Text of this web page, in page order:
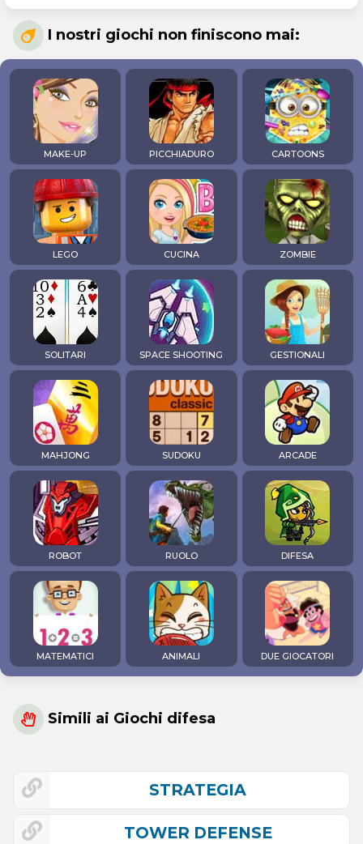
I nostri giochi non finiscono mai:
MAKE-UP PICCHIADURO CARTOONS
LEGO CUCINA ZOMBIE
SOLITARI SPACE SHOOTING GESTIONALI
MAHJONG SUDOKU ARCADE
ROBOT RUOLO DIFESA
MATEMATICI ANIMALI DUE GIOCATORI
Simili ai Giochi difesa
STRATEGIA
TOWER DEFENSE